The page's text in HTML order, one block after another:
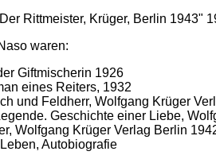
Rittmeister, Krüger, Berlin 1943"
waren:
Giftmischerin 1926
eines Reiters, 1932
und Feldherr, Wolfgang Krüger
Geschichte einer Liebe,
Wolfgang Krüger Verlag Berlin
Autobiografie